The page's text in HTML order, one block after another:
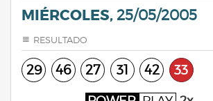
MIÉRCOLES, 25/05/2005
RESULTADO
29 46 27 31 42 33